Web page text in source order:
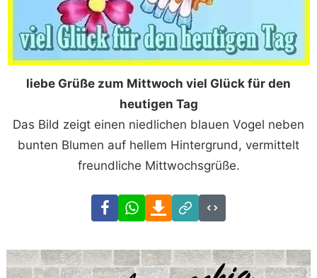
liebe Grüße zum Mittwoch viel Glück für den
heutigen Tag
Das Bild zeigt einen niedlichen blauen Vogel neben
bunten Blumen auf hellem Hintergrund, vermittelt
freundliche Mittwochsgrüße.
FacebookWhatsAppDownload
Link
Code